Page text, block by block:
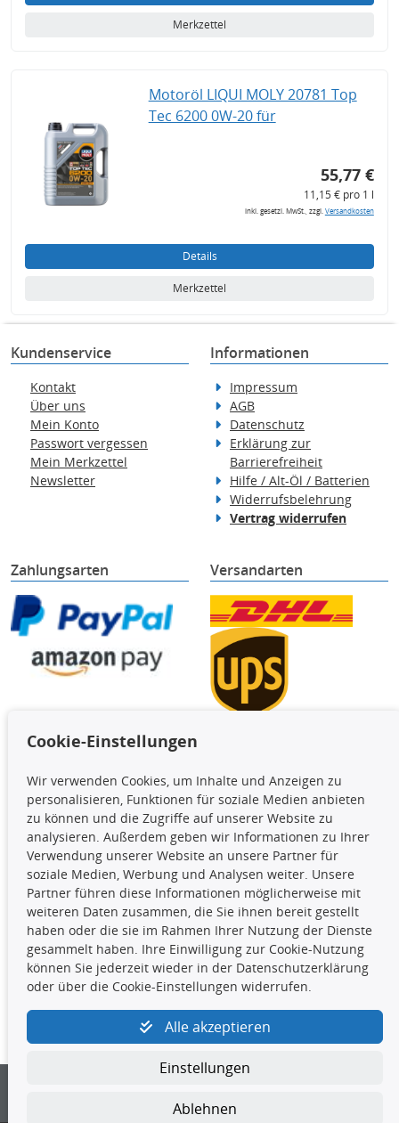
Merkzettel
Motoröl LIQUI MOLY 20781 Top
Tec 6200 0W-20 für
55,77 €
11,15 € pro 1 l
inkl. gesetzl. MwSt., zzgl.Versandkosten
Details
Merkzettel
Kundenservice
Kontakt
Über uns
Mein Konto
Passwort vergessen
Mein Merkzettel
Newsletter
Informationen
Impressum
AGB
Datenschutz
Erklärung zur
Barrierefreiheit
Hilfe / Alt-Öl / Batterien
Widerrufsbelehrung
Vertrag widerrufen
Zahlungsarten Versandarten
Die hier angezeigten Daten,
insbesondere die gesamte Datenbank,
dürfen nicht kopiert werden. Es ist zu
unterlassen, die Daten oder die gesamte Datenbank ohne
vorherige Zustimmung TecDocs zu vervielfältigen, zu
verbreiten und/oder diese Handlungen durch Dritte ausführen
zu lassen. Ein Zuwiderhandeln stellt eine
Urheberrechtsverletzung dar und wird verfolgt.
Kontakt
4yourcar GmbH | Avidesweg 1 | 27386 Hemsbünde |
kundenservice@4yourcar.de
Cookie-Einstellungen
Wir verwenden Cookies, um Inhalte und Anzeigen zu
personalisieren, Funktionen für soziale Medien anbieten
zu können und die Zugriffe auf unserer Website zu
analysieren. Außerdem geben wir Informationen zu Ihrer
Verwendung unserer Website an unsere Partner für
soziale Medien, Werbung und Analysen weiter. Unsere
Partner führen diese Informationen möglicherweise mit
weiteren Daten zusammen, die Sie ihnen bereit gestellt
haben oder die sie im Rahmen Ihrer Nutzung der Dienste
gesammelt haben. Ihre Einwilligung zur Cookie-Nutzung
können Sie jederzeit wieder in der Datenschutzerklärung
oder über die Cookie-Einstellungen widerrufen.
Alle akzeptieren
Einstellungen
Ablehnen